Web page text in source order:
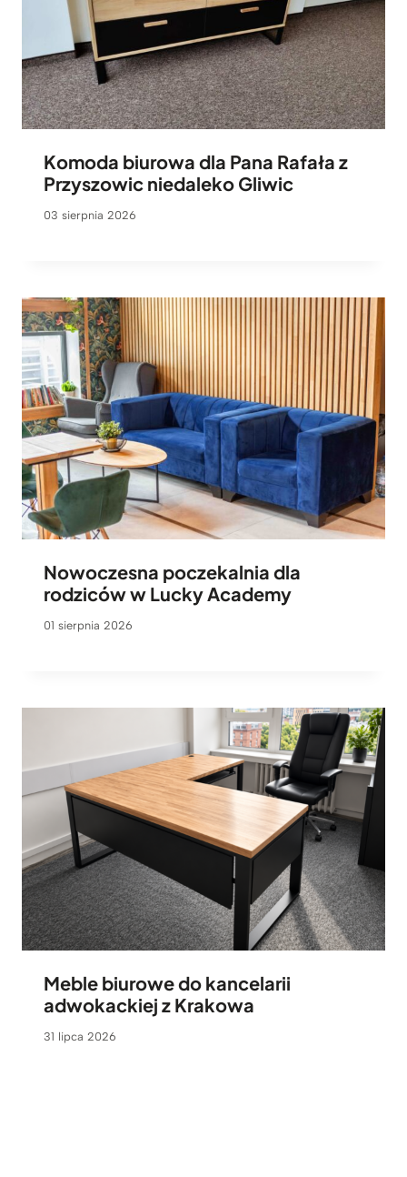
Komoda biurowa dla Pana Rafała z
Przyszowic niedaleko Gliwic
03 sierpnia 2026
Nowoczesna poczekalnia dla
rodziców w Lucky Academy
01 sierpnia 2026
Meble biurowe do kancelarii
adwokackiej z Krakowa
31 lipca 2026